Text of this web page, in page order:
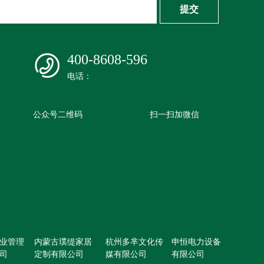
提交
400-8608-596
电话：
公众号二维码 扫一扫加微信
管理
内蒙古璞缇家居
定制有限公司
杭州多芈文化传
媒有限公司
申恒电力设备
有限公司